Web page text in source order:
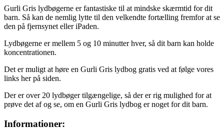
Gurli Gris lydbøgerne er fantastiske til at mindske skærmtid for dit
barn. Så kan de nemlig lytte til den velkendte fortælling fremfor at se
den på fjernsynet eller iPaden.
Lydbøgerne er mellem 5 og 10 minutter hver, så dit barn kan holde
koncentrationen.
Det er muligt at høre en Gurli Gris lydbog gratis ved at følge vores
links her på siden.
Der er over 20 lydbøger tilgængelige, så der er rig mulighed for at
prøve det af og se, om en Gurli Gris lydbog er noget for dit barn.
Informationer: